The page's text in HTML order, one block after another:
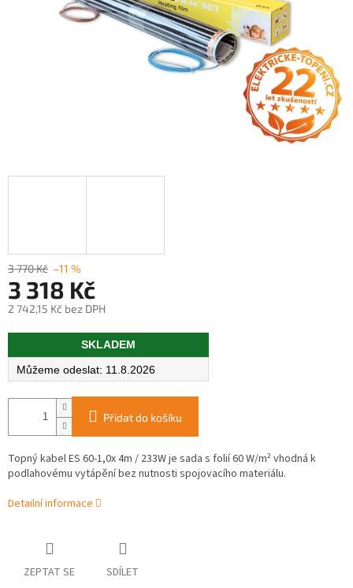
3 770 Kč –11 %
3 318 Kč
2 742,15 Kč bez DPH
Měrná
SKLADEM
11.8.2026
Přidat do košíku
Topný kabel ES 60-1,0x 4m / 233W je sada s folií 60 W/m² vhodná k
podlahovému vytápění bez nutnosti spojovacího materiálu.
Detailní informace
ZEPTAT SE SDÍLET